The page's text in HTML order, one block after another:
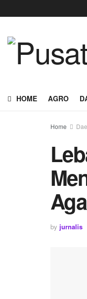
HOME AGRO
Home
by jurnalis